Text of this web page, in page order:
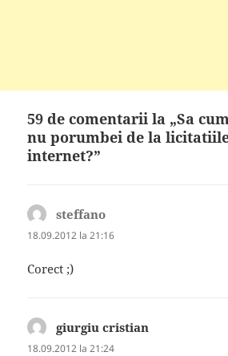
59 de comentarii la „Sa
nu porumbei de la
internet?”
steffano
18.09.2012 la 21:16
Corect ;)
giurgiu cristian
18.09.2012 la 21:24